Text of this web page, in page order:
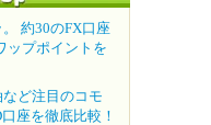
約30のFX口座
ップポイントを
ど注目のコモ
座を徹底比較！